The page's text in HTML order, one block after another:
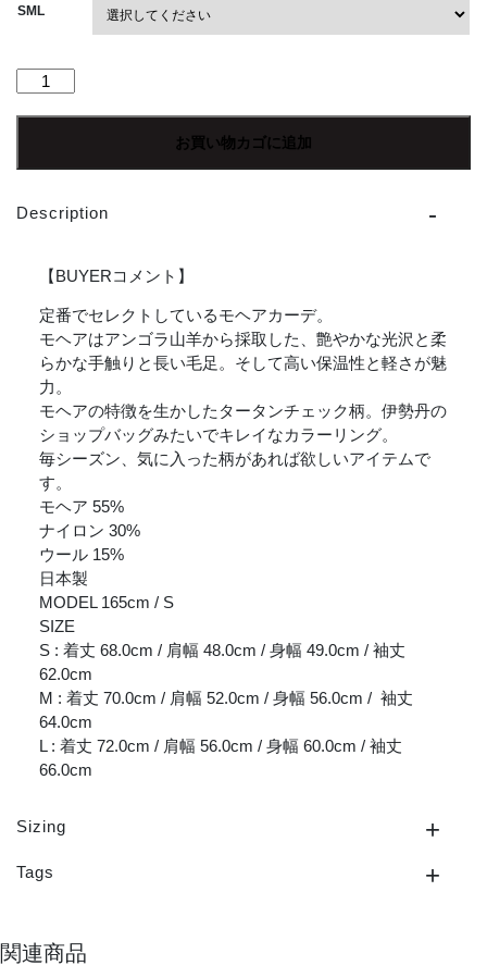
SML
NEEDLES
ド
ズ
Cardigan
TARTAN
[JQ273]
お買い物カゴに追加
Description
【BUYERコメント】
定番でセレクトしているモヘアカーデ。
モヘアはアンゴラ山羊から採取した、艶やかな光沢と柔
らかな手触りと長い毛足。そして高い保温性と軽さが魅
力。
モヘアの特徴を生かしたタータンチェック柄。伊勢丹の
ショップバッグみたいでキレイなカラーリング。
毎シーズン、気に入った柄があれば欲しいアイテムで
す。
モヘア 55%
ナイロン 30%
ウール 15%
日本製
MODEL 165cm / S
SIZE
S : 着丈 68.0cm / 肩幅 48.0cm / 身幅 49.0cm / 袖丈
62.0cm
M : 着丈 70.0cm / 肩幅 52.0cm / 身幅 56.0cm / 袖丈
64.0cm
L : 着丈 72.0cm / 肩幅 56.0cm / 身幅 60.0cm / 袖丈
66.0cm
Sizing
Tags
関連商品